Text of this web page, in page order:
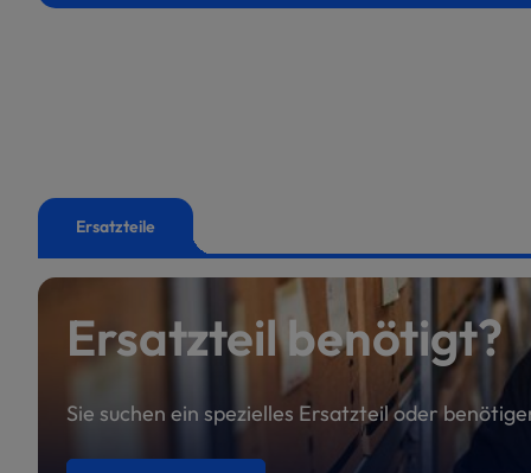
Ersatzteile
Ersatzteil benötigt?
Sie suchen ein spezielles Ersatzteil oder